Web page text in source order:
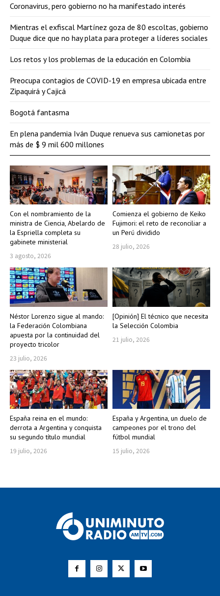
Con el nombramiento de la
ministra de Ciencia, Abelardo de
la Espriella completa su
gabinete ministerial
3 agosto, 2026
Comienza el gobierno de Keiko
Fujimori: el reto de reconciliar a
un Perú dividido
28 julio, 2026
Néstor Lorenzo sigue al mando:
la Federación Colombiana
apuesta por la continuidad del
proyecto tricolor
23 julio, 2026
[Opinión] El técnico que necesita
la Selección Colombia
21 julio, 2026
España reina en el mundo:
derrota a Argentina y conquista
su segundo título mundial
19 julio, 2026
España y Argentina, un duelo de
campeones por el trono del
fútbol mundial
15 julio, 2026
Coronavirus, pero gobierno no ha manifestado interés
Mientras el exfiscal Martínez goza de 80 escoltas, gobierno
Duque dice que no hay plata para proteger a líderes sociales
Los retos y los problemas de la educación en Colombia
Preocupa contagios de COVID-19 en empresa ubicada entre
Zipaquirá y Cajicá
Bogotá fantasma
En plena pandemia Iván Duque renueva sus camionetas por
más de $ 9 mil 600 millones